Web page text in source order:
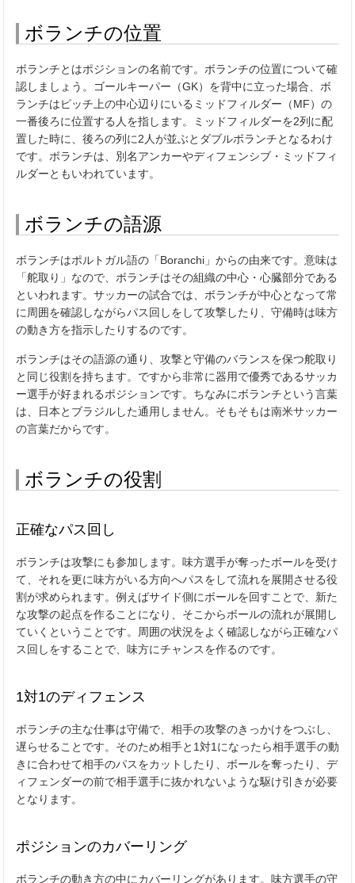
ボランチの位置
ボランチとはポジションの名前です。ボランチの位置について確
認しましょう。ゴールキーパー（GK）を背中に立った場合、ボ
ランチはピッチ上の中心辺りにいるミッドフィルダー（MF）の
一番後ろに位置する人を指します。ミッドフィルダーを2列に配
置した時に、後ろの列に2人が並ぶとダブルボランチとなるわけ
です。ボランチは、別名アンカーやディフェンシブ・ミッドフィ
ルダーともいわれています。
ボランチの語源
ボランチはポルトガル語の「Boranchi 」からの由来です。意味は
「舵取り」なので、ボランチはその組織の中心・心臓部分である
といわれます。サッカーの試合では、ボランチが中心となって常
に周囲を確認しながらパス回しをして攻撃したり、守備時は味方
の動き方を指示したりするのです。
ボランチはその語源の通り、攻撃と守備のバランスを保つ舵取り
と同じ役割を持ちます。ですから非常に器用で優秀であるサッカ
ー選手が好まれるポジションです。ちなみにボランチという言葉
は、日本とブラジルした通用しません。そもそもは南米サッカー
の言葉だからです。
ボランチの役割
正確なパス回し
ボランチは攻撃にも参加します。味方選手が奪ったボールを受け
て、それを更に味方がいる方向へパスをして流れを展開させる役
割が求められます。例えばサイド側にボールを回すことで、新た
な攻撃の起点を作ることになり、そこからボールの流れが展開し
ていくということです。周囲の状況をよく確認しながら正確なパ
ス回しをすることで、味方にチャンスを作るのです。
1対1のディフェンス
ボランチの主な仕事は守備で、相手の攻撃のきっかけをつぶし、
遅らせることです。そのため相手と 1対1になったら相手選手の動
きに合わせて相手のパスをカットしたり、ボールを奪ったり、デ
ィフェンダーの前で相手選手に抜かれないような駆け引きが必要
となります。
ポジションのカバーリング
ボランチの動き方の中にカバーリングがあります。味方選手の守